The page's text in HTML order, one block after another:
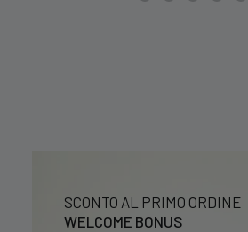
SCONTO AL PRIMO ORDINE
WELCOME BONUS